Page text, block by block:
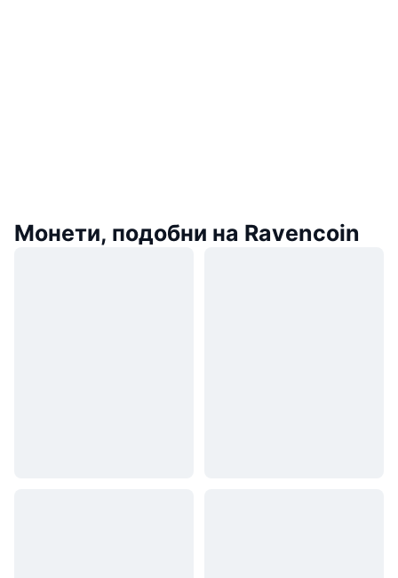
Монети, подобни на Ravencoin